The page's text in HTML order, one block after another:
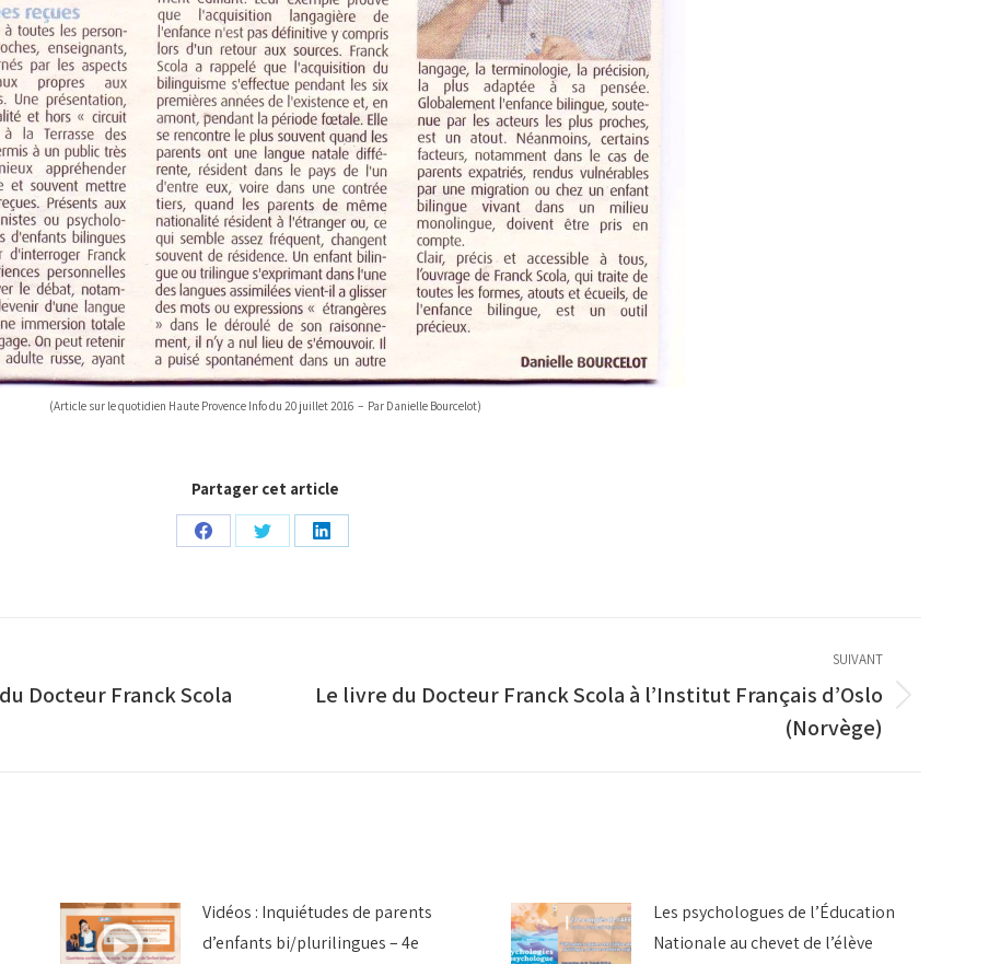
(Article sur le quotidien Haute Provence Info du 20 juillet 2016 – Par Danielle Bourcelot)
Partager cet article
PartagerPartagerPartager
Docteur Franck Scola
SUIVANT
Article
Le livre du Docteur Franck Scola à l’Institut Français d’Oslo
(Norvège)
Vidéos : Inquiétudes de parents
d’enfants bi/plurilingues – 4e
Les psychologues de l’Éducation
Nationale au chevet de l’élève